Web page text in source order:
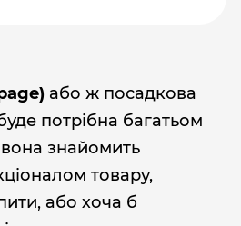
або ж посадкова
потрібна багатьом
знайомить
товару,
або хоча б